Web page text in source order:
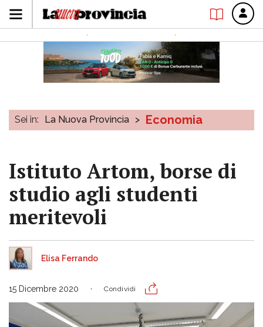
Sei in: La Nuova Provincia > Economia
Istituto Artom, borse di
studio agli studenti
meritevoli
Elisa Ferrando
15 Dicembre 2020 Condividi